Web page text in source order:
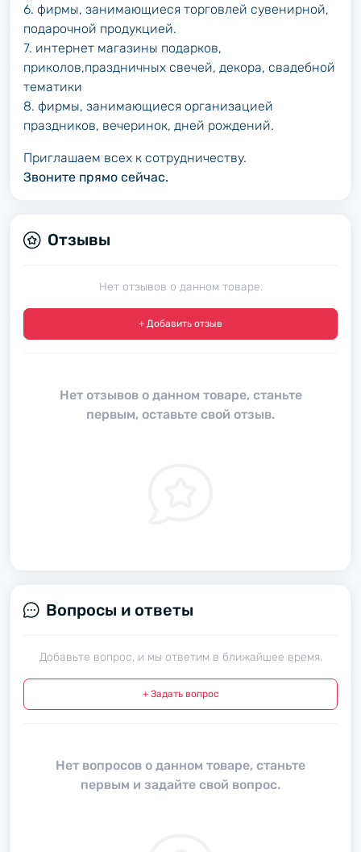
6. фирмы, занимающиеся торговлей сувенирной,
подарочной продукцией.
7. интернет магазины подарков,
приколов,праздничных свечей, декора, свадебной
тематики
8. фирмы, занимающиеся организацией
праздников, вечеринок, дней рождений.
Приглашаем всех к сотрудничеству.
Звоните прямо сейчас.
Отзывы
Нет отзывов о данном товаре.
+ Добавить отзыв
Нет отзывов о данном товаре, станьте
первым, оставьте свой отзыв.
Вопросы и ответы
Добавьте вопрос, и мы ответим в ближайшее время.
+ Задать вопрос
Нет вопросов о данном товаре, станьте
первым и задайте свой вопрос.